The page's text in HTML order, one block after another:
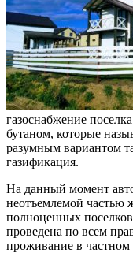
газоснабжение
бутаном, которые
разумным вариантом
газификация.
На данный момент
неотъемлемой частью
полноценных
проведена по всем
проживание в